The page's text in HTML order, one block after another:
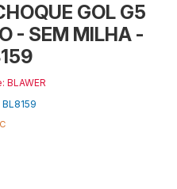
GOL G5
- SEM MILHA -
BLAWER